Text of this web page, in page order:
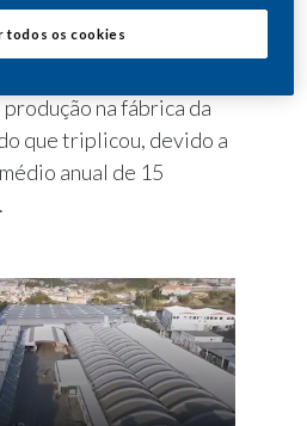
dos nossos
na fábrica da
que triplicou, devido a
anual de 15
todos os cookies